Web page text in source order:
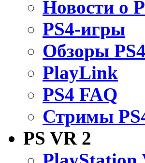
Новости о
PS4-игры
Обзоры
PlayLink
PS4 FAQ
Стримы
PS VR 2